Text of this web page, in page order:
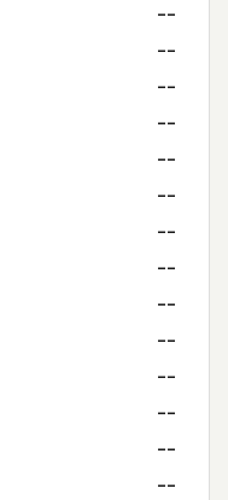
--
--
--
--
--
--
--
--
--
--
--
--
--
--